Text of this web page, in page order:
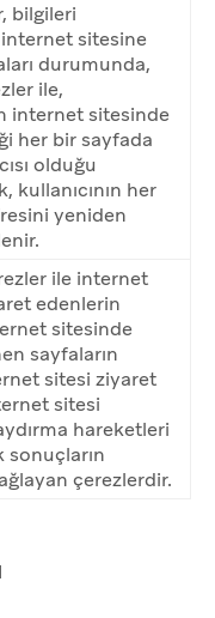
bilgileri
sitesine
durumunda,
ile,
internet sitesinde
her bir sayfada
olduğu
kullanıcının her
yeniden
ile internet
edenlerin
sitesinde
sayfaların
sitesi ziyaret
sitesi
hareketleri
sonuçların
çerezlerdir.